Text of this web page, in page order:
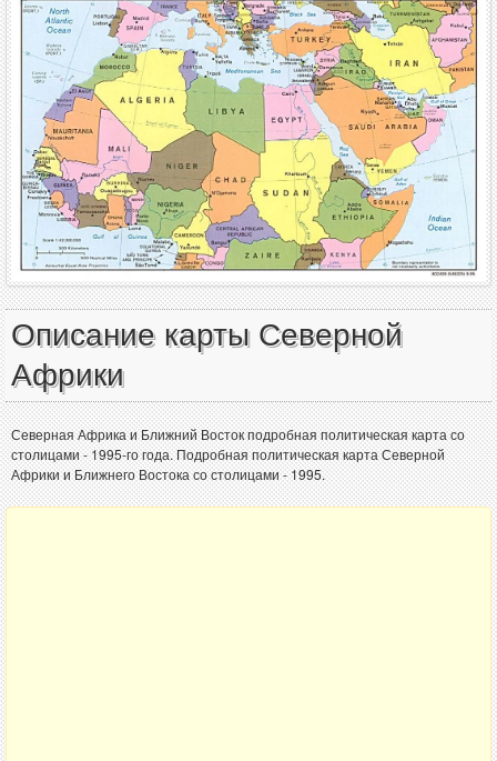
Описание карты Северной
Африки
Северная Африка и Ближний Восток подробная политическая карта со
столицами - 1995-го года. Подробная политическая карта Северной
Африки и Ближнего Востока со столицами - 1995.